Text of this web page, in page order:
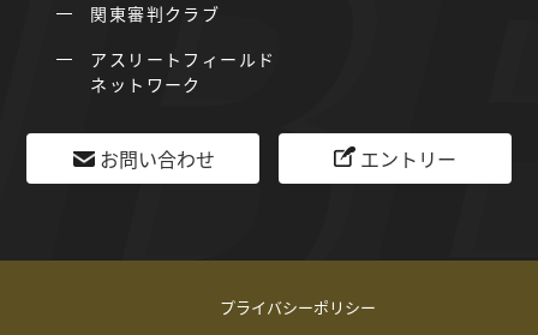
関東審判クラブ
アスリートフィールド
ネットワーク
お問い合わせ エントリー
プライバシーポリシー